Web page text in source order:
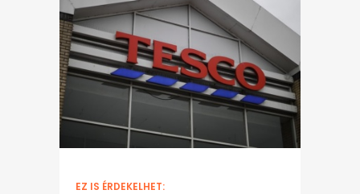
EZ IS ÉRDEKELHET: